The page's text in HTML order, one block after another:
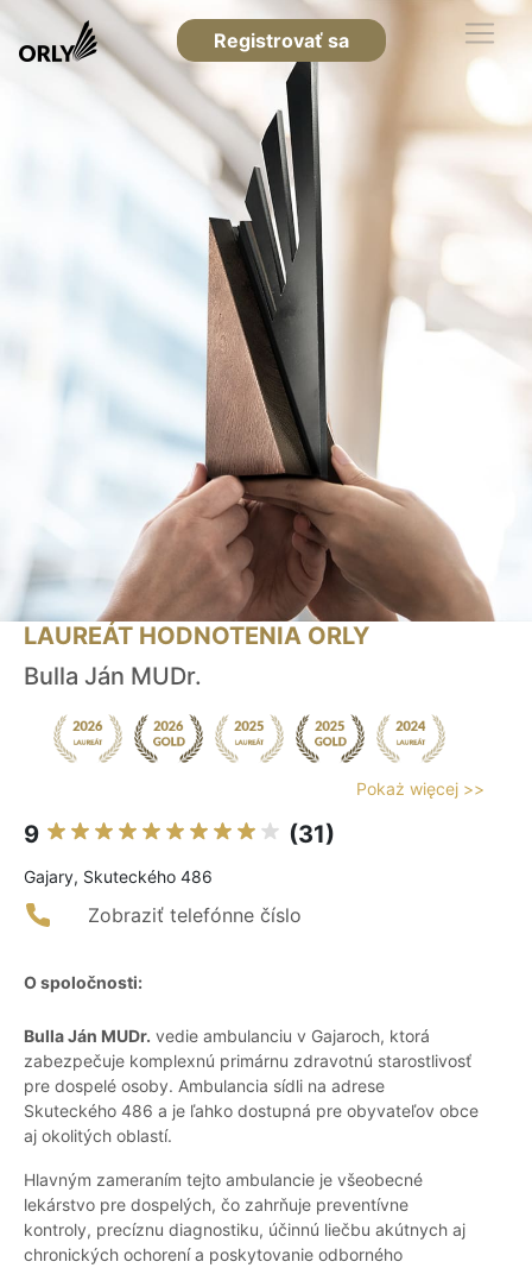
Registrovať sa
LAUREÁT HODNOTENIA ORLY
Bulla Ján MUDr.
Pokaż więcej >>
9 (31)
Gajary, Skuteckého 486
Zobraziť telefónne číslo
O spoločnosti:
Bulla Ján MUDr. vedie ambulanciu v Gajaroch, ktorá
zabezpečuje komplexnú primárnu zdravotnú starostlivosť
pre dospelé osoby. Ambulancia sídli na adrese
Skuteckého 486 a je ľahko dostupná pre obyvateľov obce
aj okolitých oblastí.
Hlavným zameraním tejto ambulancie je všeobecné
lekárstvo pre dospelých, čo zahrňuje preventívne
kontroly, precíznu diagnostiku, účinnú liečbu akútnych aj
chronických ochorení a poskytovanie odborného